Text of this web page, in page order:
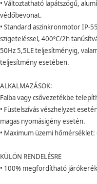
• Változtatható lapátszögű,
védőbevonat.
• Standard aszinkronmotor IP-
szigeteléssel, 400ºC/2h
50Hz 5,5LE teljesítményig,
teljesítmény esetében.
ALKALMAZÁSOK:
Falba vagy csővezetékbe
• Füstelszívás vészhelyzet
magas nyomásigény esetén.
• Maximum üzemi hőmérséklet:
KÜLÖN RENDELÉSRE
• 100% megfordítható